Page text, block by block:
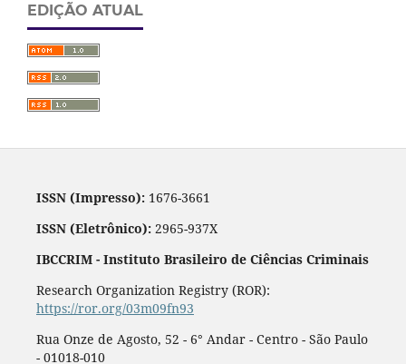
EDIÇÃO ATUAL
ISSN (Impresso):1676-3661
ISSN (Eletrônico):2965-937X
IBCCRIM - Instituto Brasileiro de Ciências Criminais
Research Organization Registry (ROR):
https://ror.org/03m09fn93
Rua Onze de Agosto, 52 - 6° Andar - Centro - São Paulo
- 01018-010